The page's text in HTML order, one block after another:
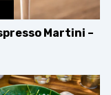
Martini –